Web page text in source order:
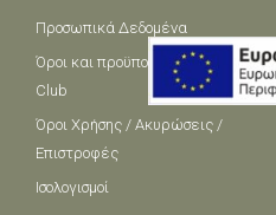
Προσωπικά Δεδομένα
Όροι και πρoϋποθέσεις Loyalty
Club
Όροι Χρήσης / Ακυρώσεις /
Επιστροφές
Ισολογισμοί